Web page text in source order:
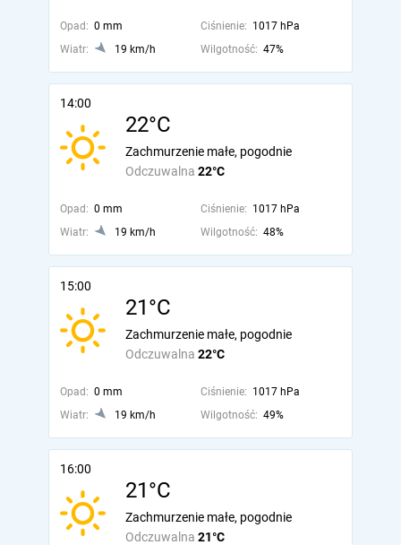
Opad: 0 mm Ciśnienie: 1017 hPa
Wiatr:
19 km/h Wilgotność: 47%
14:00
22°C
Odczuwalna 22°C
Zachmurzenie małe, pogodnie
Opad: 0 mm Ciśnienie: 1017 hPa
Wiatr:
19 km/h Wilgotność: 48%
15:00
21°C
Odczuwalna 22°C
Zachmurzenie małe, pogodnie
Opad: 0 mm Ciśnienie: 1017 hPa
Wiatr:
19 km/h Wilgotność: 49%
16:00
21°C
Odczuwalna 21°C
Zachmurzenie małe, pogodnie